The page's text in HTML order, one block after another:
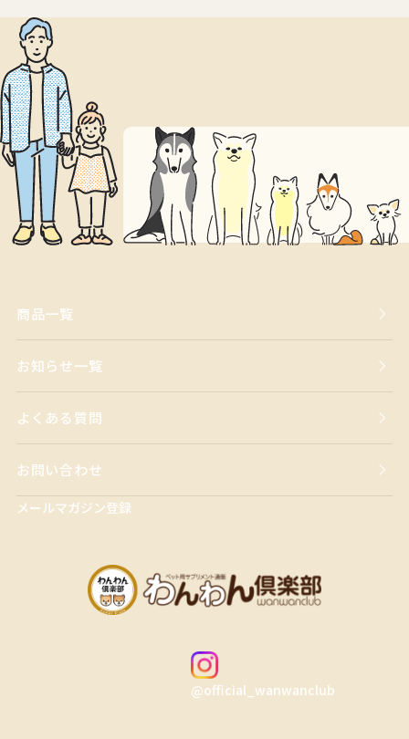
商品一覧
お知らせ一覧
よくある質問
お問い合わせ
メールマガジン登録
@official_wanwanclub